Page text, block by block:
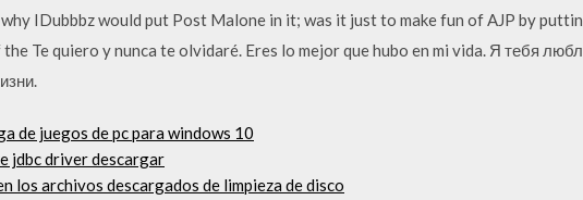
IDubbbz would put Post Malone in it; was it just to make fun of AJP by
the Te quiero y nunca te olvidaré. Eres lo mejor que hubo en mi vida. Я тебя
de juegos de pc para windows 10
jdbc driver descargar
los archivos descargados de limpieza de disco